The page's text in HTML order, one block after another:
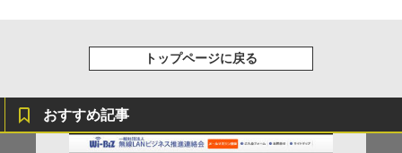
トップページに戻る
おすすめ記事